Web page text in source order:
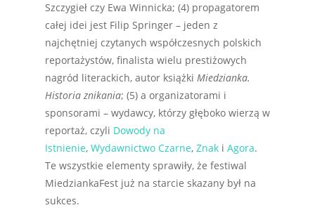
Szczygieł czy Ewa Winnicka; (4) propagatorem
całej idei jest Filip Springer – jeden z
najchętniej czytanych współczesnych polskich
reportażystów, finalista wielu prestiżowych
nagród literackich, autor książki Miedzianka.
Historia znikania; (5) a organizatorami i
sponsorami – wydawcy, którzy głęboko wierzą w
reportaż, czyli Dowody na
Istnienie, Wydawnictwo Czarne, Znak i Agora.
Te wszystkie elementy sprawiły, że festiwal
MiedziankaFest już na starcie skazany był na
sukces.